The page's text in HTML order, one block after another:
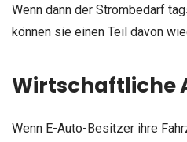
Wenn dann der Strombedarf
können sie einen Teil davon
Wirtschaftliche
Wenn E-Auto-Besitzer ihre